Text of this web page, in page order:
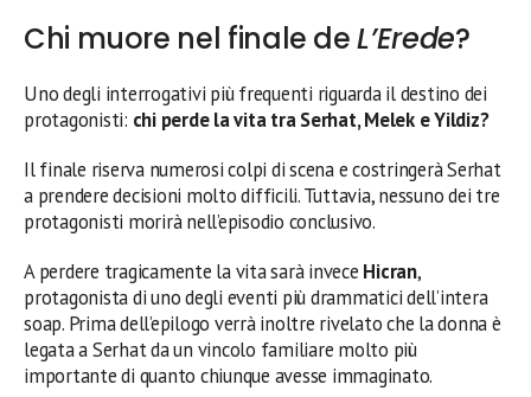
Chi muore nel finale deL’Erede?
Uno degli interrogativi più frequenti riguarda il destino dei
protagonisti: chi perde la vita tra Serhat, Melek e Yildiz?
Il finale riserva numerosi colpi di scena e costringerà Serhat
a prendere decisioni molto difficili. Tuttavia, nessuno dei tre
protagonisti morirà nell’episodio conclusivo.
A perdere tragicamente la vita sarà invece Hicran,
protagonista di uno degli eventi più drammatici dell’intera
soap. Prima dell’epilogo verrà inoltre rivelato che la donna è
legata a Serhat da un vincolo familiare molto più
importante di quanto chiunque avesse immaginato.